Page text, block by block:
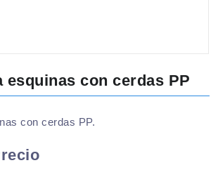
esquinas con cerdas PP
con cerdas PP.